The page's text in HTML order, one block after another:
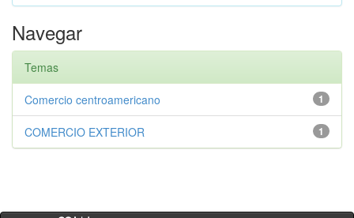
Navegar
Temas
1
Comercio centroamericano
1
COMERCIO EXTERIOR